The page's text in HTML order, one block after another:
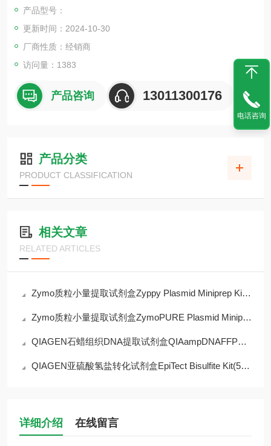
产品型号：
更新时间：2024-10-30
厂商性质：经销商
访问量：1383
产品咨询 13011300176
产品分类
PRODUCT CLASSIFICATION
相关文章
RELATED ARTICLES
Zymo质粒小量提取试剂盒Zyppy Plasmid Miniprep Kit(D4019)现货供应
Zymo质粒小量提取试剂盒ZymoPURE Plasmid Miniprep Kit(D4212)现货供应
QIAGEN石蜡组织DNA提取试剂盒QIAampDNAFFPETissueKit(56404)现货供应
QIAGEN亚硫酸氢盐转化试剂盒EpiTect Bisulfite Kit(59104)现货供应
详细介绍 在线留言
电话咨询